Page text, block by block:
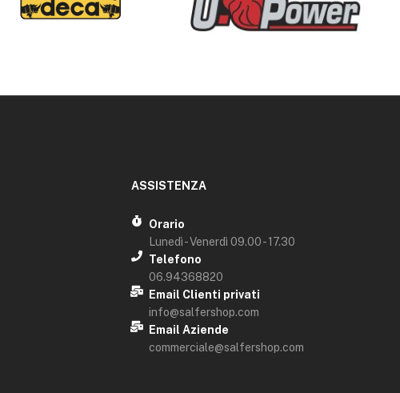
ASSISTENZA
Orario
Lunedì - Venerdì 09.00 - 17.30
Telefono
06.94368820
Email Clienti privati
info@salfershop.com
Email Aziende
commerciale@salfershop.com